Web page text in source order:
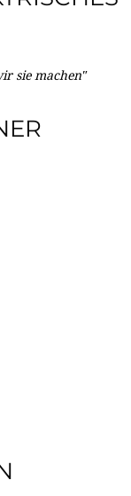
sie machen"